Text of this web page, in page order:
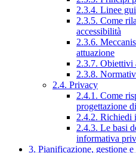
2.3.4. Linee
2.3.5. Come
accessibilità
2.3.6.
attuazione
2.3.7. Obiettivi
2.3.8.
2.4. Privacy
2.4.1. Come
progettazione
2.4.2. Richiedi
2.4.3. Le basi
informativa
3. Pianificazione, gestione e